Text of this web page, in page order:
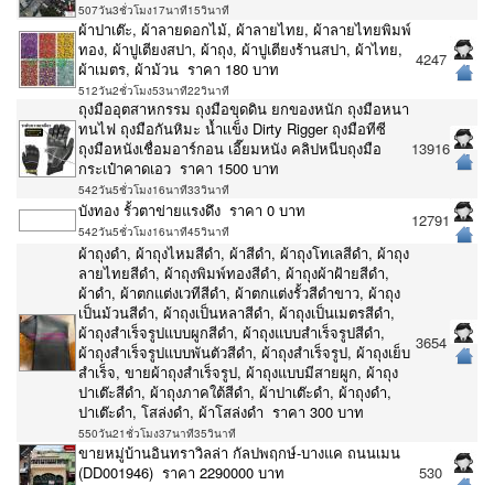
507วัน3ชั่วโมง17นาที15วินาที
ผ้าปาเต๊ะ, ผ้าลายดอกไม้, ผ้าลายไทย, ผ้าลายไทยพิมพ์
ทอง, ผ้าปูเตียงสปา, ผ้าถุง, ผ้าปูเตียงร้านสปา, ผ้าไทย,
ผ้าเมตร, ผ้าม้วน ราคา 180 บาท
512วัน2ชั่วโมง53นาที22วินาที
4247
ถุงมืออุตสาหกรรม ถุงมือขุดดิน ยกของหนัก ถุงมือหนา
ทนไฟ ถุงมือกันหิมะ น้ำเเข็ง Dirty Rigger ถุงมือทีซี
ถุงมือหนังเชื่อมอาร์กอน เอี๊ยมหนัง คลิปหนีบถุงมือ
กระเป๋าคาดเอว ราคา 1500 บาท
542วัน5ชั่วโมง16นาที33วินาที
13916
บังทอง รั้วตาข่ายแรงดึง ราคา 0 บาท
542วัน5ชั่วโมง16นาที45วินาที
12791
ผ้าถุงดำ, ผ้าถุงไหมสีดำ, ผ้าสีดำ, ผ้าถุงโทเลสีดำ, ผ้าถุง
ลายไทยสีดำ, ผ้าถุงพิมพ์ทองสีดำ, ผ้าถุงผ้าฝ้ายสีดำ,
ผ้าดำ, ผ้าตกแต่งเวทีสีดำ, ผ้าตกแต่งรั้วสีดำขาว, ผ้าถุง
เป็นม้วนสีดำ, ผ้าถุงเป็นหลาสีดำ, ผ้าถุงเป็นเมตรสีดำ,
ผ้าถุงสำเร็จรูปแบบผูกสีดำ, ผ้าถุงแบบสำเร็จรูปสีดำ,
ผ้าถุงสำเร็จรูปแบบพันตัวสีดำ, ผ้าถุงสำเร็จรูป, ผ้าถุงเย็บ
สำเร็จ, ขายผ้าถุงสำเร็จรูป, ผ้าถุงแบบมีสายผูก, ผ้าถุง
ปาเต๊ะสีดำ, ผ้าถุงภาคใต้สีดำ, ผ้าปาเต๊ะดำ, ผ้าถุงดำ,
ปาเต๊ะดำ, โสล่งดำ, ผ้าโสล่งดำ ราคา 300 บาท
550วัน21ชั่วโมง37นาที35วินาที
3654
ขายหมู่บ้านอินทราวิลล่า กัลปพฤกษ์-บางแค ถนนเมน
(DD001946) ราคา 2290000 บาท
530